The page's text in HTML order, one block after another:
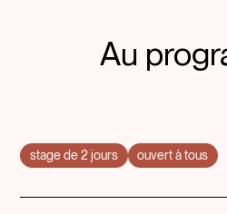
Au
stage de 2 jours ouvert à tous